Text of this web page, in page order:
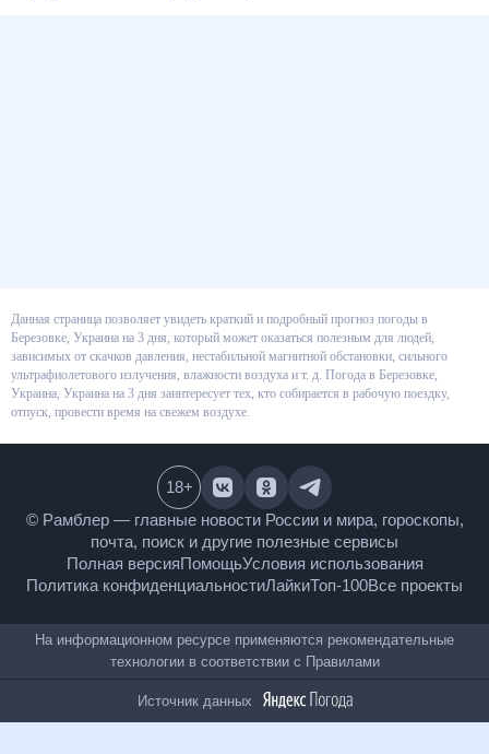
Данная страница позволяет увидеть краткий и подробный прогноз
погоды в Березовке, Украина на 3 дня, который может оказаться
полезным для людей, зависимых от скачков давления, нестабильной
магнитной обстановки, сильного ультрафиолетового излучения,
влажности воздуха и т. д. Погода в Березовке, Украина, Украина на 3 дня
заинтересует тех, кто собирается в рабочую поездку, отпуск, провести
© Рамблер — главные новости России и мира,
гороскопы, почта, поиск и другие полезные сервисы
Полная версияПомощьУсловия использования
Все проекты
18+
На информационном ресурсе применяются
рекомендательные технологии в соответствии с